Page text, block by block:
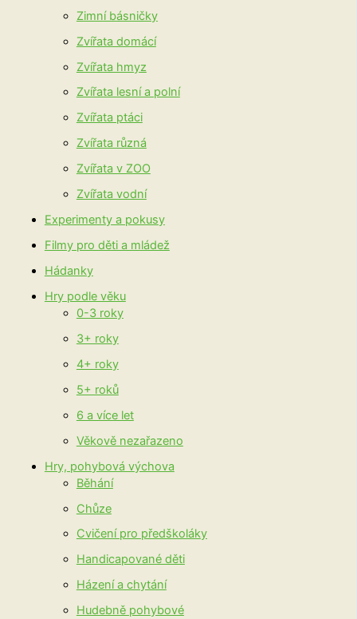
Zimní básničky
Zvířata domácí
Zvířata hmyz
Zvířata lesní a polní
Zvířata ptáci
Zvířata různá
Zvířata v ZOO
Zvířata vodní
Experimenty a pokusy
Filmy pro děti a mládež
Hádanky
Hry podle věku
0-3 roky
3+ roky
4+ roky
5+ roků
6 a více let
Věkově nezařazeno
Hry, pohybová výchova
Běhání
Chůze
Cvičení pro předškoláky
Handicapované děti
Házení a chytání
Hudebně pohybové